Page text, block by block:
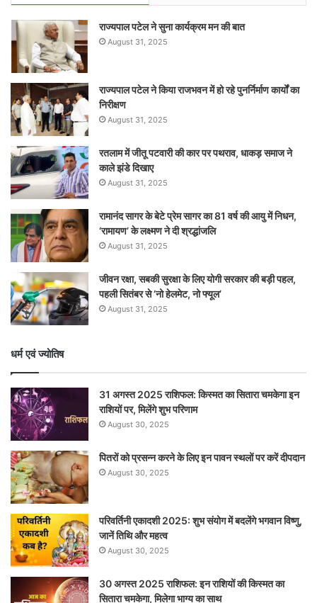
राज्यपाल पटेल ने सुना कार्यक्रम मन की बात
August 31, 2025
राज्यपाल पटेल ने किया राजभवन में हो रहे पुनर्निर्माण कार्यों का
निरीक्षण
August 31, 2025
रतलाम में जीतू पटवारी की कार पर पथराव, धाकड़ समाज ने
काले झंडे दिखाए
August 31, 2025
रामानंद सागर के बेटे प्रेम सागर का 81 वर्ष की आयु में निधन,
‘रामायण’ के लक्ष्मण ने दी श्रद्धांजलि
August 31, 2025
जीवन रक्षा, सबकी सुरक्षा के लिए योगी सरकार की बड़ी पहल,
पहली सितंबर से ‘नो हेलमेट, नो फ्यूल’
August 31, 2025
धर्म एवं ज्योतिष
31 अगस्त 2025 राशिफल: किस्मत का सितारा चमकेगा इन
राशियों पर, मिलेंगे शुभ परिणाम
August 30, 2025
पितरों को प्रसन्न करने के लिए इन पावन स्थलों पर करें दीपदान
August 30, 2025
परिवर्तिनी एकादशी 2025: शुभ संयोग में बदलेंगे भगवान विष्णु,
जानें तिथि और महत्व
August 30, 2025
30 अगस्त 2025 राशिफल: इन राशियों की किस्मत का
सितारा चमकेगा, मिलेगा भाग्य का साथ